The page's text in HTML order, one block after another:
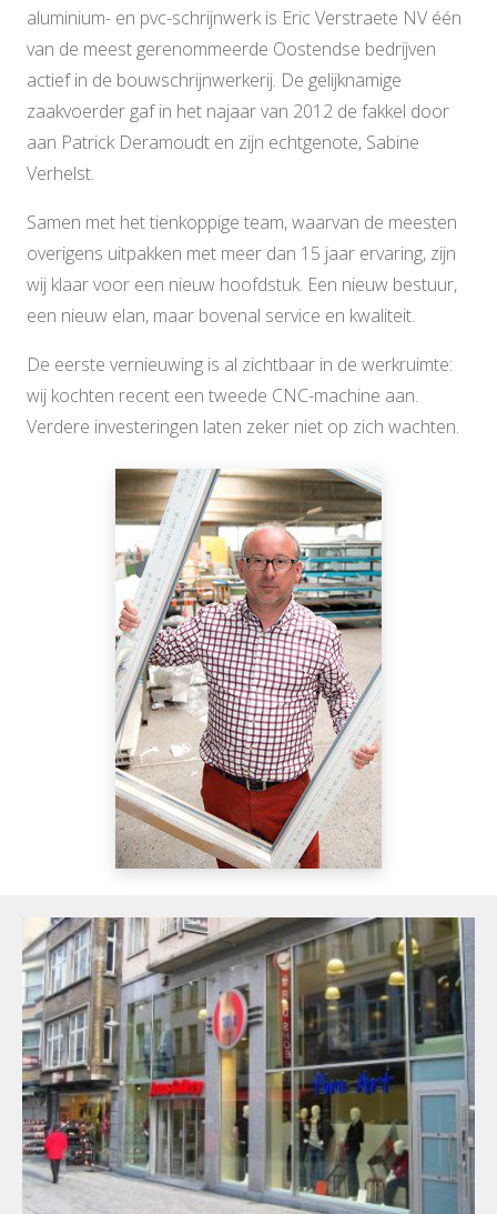
aluminium- en pvc-schrijnwerk is Eric Verstraete NV één
van de meest gerenommeerde Oostendse bedrijven
actief in de bouwschrijnwerkerij. De gelijknamige
zaakvoerder gaf in het najaar van 2012 de fakkel door
aan Patrick Deramoudt en zijn echtgenote, Sabine
Verhelst.
Samen met het tienkoppige team, waarvan de meesten
overigens uitpakken met meer dan 15 jaar ervaring, zijn
wij klaar voor een nieuw hoofdstuk. Een nieuw bestuur,
een nieuw elan, maar bovenal service en kwaliteit.
De eerste vernieuwing is al zichtbaar in de werkruimte:
wij kochten recent een tweede CNC-machine aan.
Verdere investeringen laten zeker niet op zich wachten.